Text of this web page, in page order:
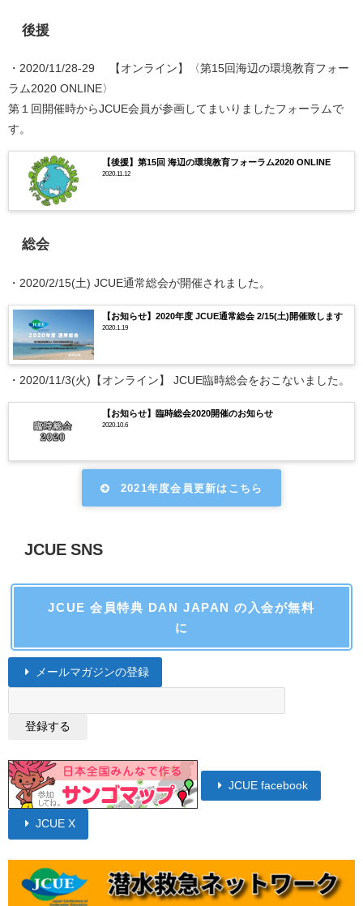
後援
・2020/11/28-29 【オンライン】〈第15回海辺の環境教育フォー
ラム2020 ONLINE〉
第１回開催時からJCUE会員が参画してまいりましたフォーラムで
す。
【後援】第15回 海辺の環境教育フォーラム2020 ONLINE
2020.11.12
総会
・2020/2/15(土) JCUE通常総会が開催されました。
【お知らせ】2020年度 JCUE通常総会 2/15(土)開催致します
2020.1.19
・2020/11/3(火)【オンライン】 JCUE臨時総会をおこないました。
【お知らせ】臨時総会2020開催のお知らせ
2020.10.6
2021年度会員更新はこちら
JCUE SNS
JCUE 会員特典 DAN JAPAN の入会が無料
に
メールマガジンの登録
JCUE facebook
JCUE X